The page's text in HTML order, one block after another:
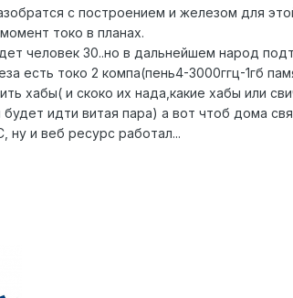
с построением и железом для
токо в планах.
человек 30..но в дальнейшем народ
есть токо 2 компа(пень4-3000ггц-1гб
хабы( и скоко их нада,какие хабы или
идти витая пара) а вот чтоб дома
ну и веб ресурс работал...